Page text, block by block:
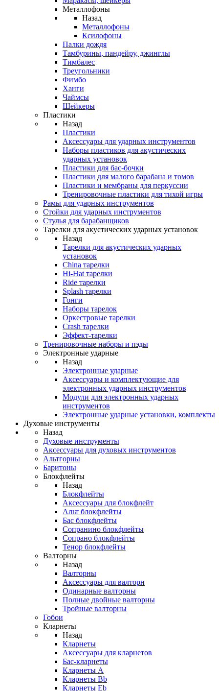
Металлофоны
Назад
Металлофоны
Ксилофоны
Палки дождя
Тамбурины, пандейру, джинглы
Тимбалес
Треугольники
Фимбо
Ханги
Чаймсы
Шейкеры
Пластики
Назад
Пластики
Аксессуары для ударных инструментов
Наборы пластиков для акустических
ударных установок
Пластики для бас-бочки
Пластики для малого барабана и томов
Пластики и мембраны для перкуссии
Тренировочные пластики для тихой игры
Рамы для ударных инструментов
Стойки для ударных инструментов
Стулья для барабанщиков
Тарелки для акустических ударных установок
Назад
Тарелки для акустических ударных
установок
China тарелки
Hi-Hat тарелки
Ride тарелки
Splash тарелки
Гонги
Наборы тарелок
Оркестровые тарелки
Сrash тарелки
Эффект-тарелки
Тренировочные наборы и пэды
Электронные ударные
Назад
Электронные ударные
Аксессуары и комплектующие для
электронных ударных инструментов
Модули для электронных ударных
инструментов
Электронные ударные установки, комплекты
Духовые инструменты
Назад
Духовые инструменты
Аксессуары для духовых инструментов
Альтгорны
Баритоны
Блокфлейты
Назад
Блокфлейты
Аксессуары для блокфлейт
Альт блокфлейты
Бас блокфлейты
Сопранино блокфлейты
Сопрано блокфлейты
Тенор блокфлейты
Валторны
Назад
Валторны
Аксессуары для валторн
Одинарные валторны
Полные двойные валторны
Тройные валторны
Гобои
Кларнеты
Назад
Кларнеты
Аксессуары для кларнетов
Бас-кларнеты
Кларнеты A
Кларнеты Bb
Кларнеты Eb